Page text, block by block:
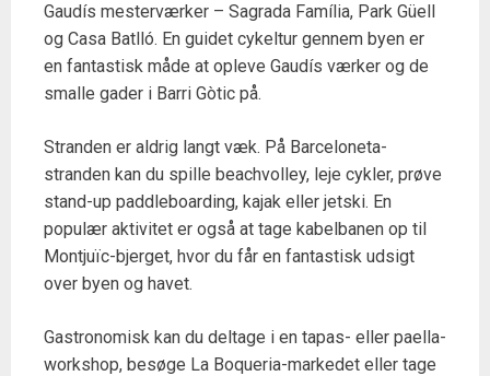
Gaudís mesterværker – Sagrada Família, Park Güell
og Casa Batlló. En guidet cykeltur gennem byen er
en fantastisk måde at opleve Gaudís værker og de
smalle gader i Barri Gòtic på.
Stranden er aldrig langt væk. På Barceloneta-
stranden kan du spille beachvolley, leje cykler, prøve
stand-up paddleboarding, kajak eller jetski. En
populær aktivitet er også at tage kabelbanen op til
Montjuïc-bjerget, hvor du får en fantastisk udsigt
over byen og havet.
Gastronomisk kan du deltage i en tapas- eller paella-
workshop, besøge La Boqueria-markedet eller tage